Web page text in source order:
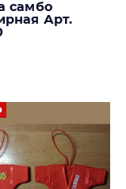
самбо
Арт.